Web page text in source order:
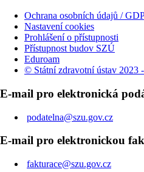
Ochrana osobních údajů /
Nastavení cookies
Prohlášení o přístupnosti
Přístupnost budov SZÚ
Eduroam
© Státní zdravotní ústav
E-mail pro elektronická
podatelna@szu.gov.cz
E-mail pro elektronickou
fakturace@szu.gov.cz